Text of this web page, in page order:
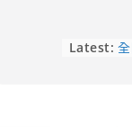
Latest: